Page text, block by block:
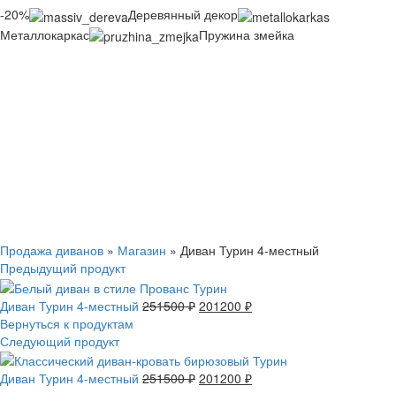
-20%
Деревянный декор
Металлокаркас
Пружина змейка
Продажа диванов » Магазин » Диван Турин 4-местный
Предыдущий продукт
Диван Турин 4-местный 251500₽ 201200 ₽
Вернуться к продуктам
Следующий продукт
Диван Турин 4-местный 251500₽ 201200 ₽